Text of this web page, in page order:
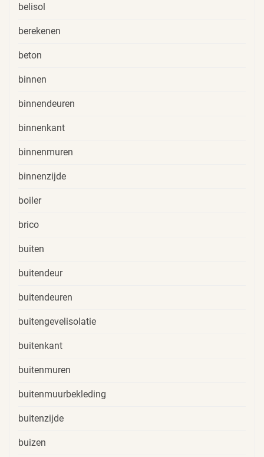
belisol
berekenen
beton
binnen
binnendeuren
binnenkant
binnenmuren
binnenzijde
boiler
brico
buiten
buitendeur
buitendeuren
buitengevelisolatie
buitenkant
buitenmuren
buitenmuurbekleding
buitenzijde
buizen